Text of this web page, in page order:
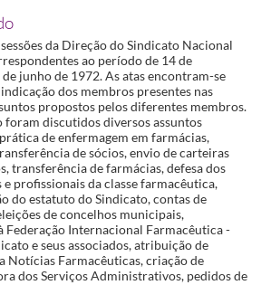
da Direção do Sindicato Nacional
ao período de 14 de
junho de 1972. As atas encontram-se
dos membros presentes nas
propostos pelos diferentes membros.
foram discutidos diversos assuntos
de enfermagem em farmácias,
de sócios, envio de carteiras
transferência de farmácias, defesa dos
profissionais da classe farmacêutica,
do estatuto do Sindicato, contas de
de concelhos municipais,
Federação Internacional Farmacêutica -
e seus associados, atribuição de
Notícias Farmacêuticas, criação de
dos Serviços Administrativos, pedidos de